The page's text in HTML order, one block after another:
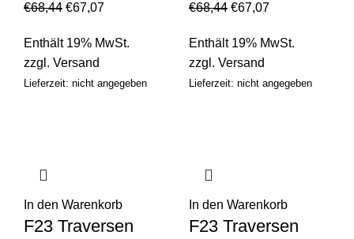
€68,44 €67,07
Enthält 19% MwSt.
zzgl. Versand
Lieferzeit: nicht angegeben
€68,44 €67,07
Enthält 19% MwSt.
zzgl. Versand
Lieferzeit: nicht angegeben
In den Warenkorb
F23 Traversen
In den Warenkorb
F23 Traversen